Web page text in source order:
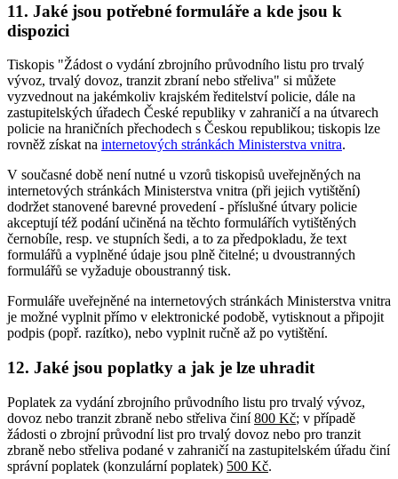
11. Jaké jsou potřebné formuláře a kde jsou k
dispozici
Tiskopis "Žádost o vydání zbrojního průvodního listu pro trvalý
vývoz, trvalý dovoz, tranzit zbraní nebo střeliva" si můžete
vyzvednout na jakémkoliv krajském ředitelství policie, dále na
zastupitelských úřadech České republiky v zahraničí a na útvarech
policie na hraničních přechodech s Českou republikou; tiskopis lze
rovněž získat na internetových stránkách Ministerstva vnitra.
V současné době není nutné u vzorů tiskopisů uveřejněných na
internetových stránkách Ministerstva vnitra (při jejich vytištění)
dodržet stanovené barevné provedení - příslušné útvary policie
akceptují též podání učiněná na těchto formulářích vytištěných
černobíle, resp. ve stupních šedi, a to za předpokladu, že text
formulářů a vyplněné údaje jsou plně čitelné; u dvoustranných
formulářů se vyžaduje oboustranný tisk.
Formuláře uveřejněné na internetových stránkách Ministerstva vnitra
je možné vyplnit přímo v elektronické podobě, vytisknout a připojit
podpis (popř. razítko), nebo vyplnit ručně až po vytištění.
12. Jaké jsou poplatky a jak je lze uhradit
Poplatek za vydání zbrojního průvodního listu pro trvalý vývoz,
dovoz nebo tranzit zbraně nebo střeliva činí800 Kč; v případě
žádosti o zbrojní průvodní list pro trvalý dovoz nebo pro tranzit
zbraně nebo střeliva podané v zahraničí na zastupitelském úřadu činí
správní poplatek (konzulární poplatek) 500 Kč.